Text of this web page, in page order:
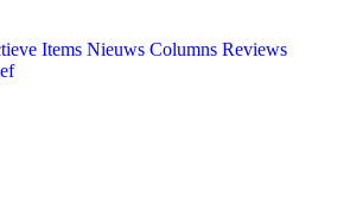
Items Nieuws Columns Reviews